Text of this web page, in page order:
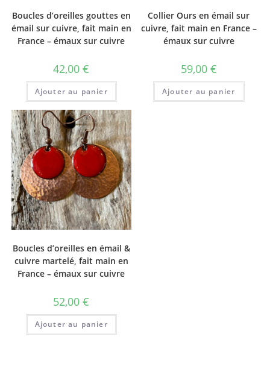
Boucles d’oreilles gouttes en
émail sur cuivre, fait main en
France – émaux sur cuivre
42,00€
Ajouter au panier
Collier Ours en émail sur
cuivre, fait main en France –
émaux sur cuivre
59,00 €
Ajouter au panier
Boucles d’oreilles en émail &
cuivre martelé, fait main en
France – émaux sur cuivre
52,00€
Ajouter au panier